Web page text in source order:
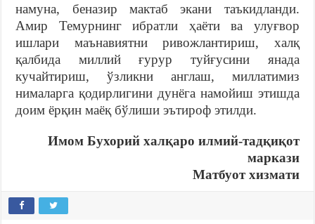
намуна, беназир мактаб экани таъкидланди.
Амир Темурнинг ибратли ҳаёти ва улуғвор
ишлари маънавиятни ривожлантириш, халқ
қалбида миллий ғурур туйғусини янада
кучайтириш, ўзликни англаш, миллатимиз
нималарга қодирлигини дунёга намойиш этишда
доим ёрқин маёқ бўлиши эътироф этилди.
Имом Бухорий халқаро илмий-тадқиқот
маркази
Матбуот хизмати